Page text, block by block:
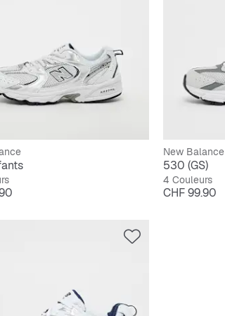
New Balance
530 (GS)
4 Couleurs
Prix
CHF 99.90